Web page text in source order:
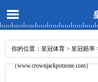
你的位置： 皇冠体育 > 皇冠赔率
（www.crownjackpotzone.com）